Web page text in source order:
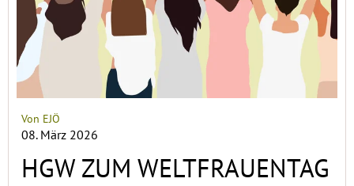
Von EJÖ
08. März 2026
HGW ZUM WELTFRAUENTAG